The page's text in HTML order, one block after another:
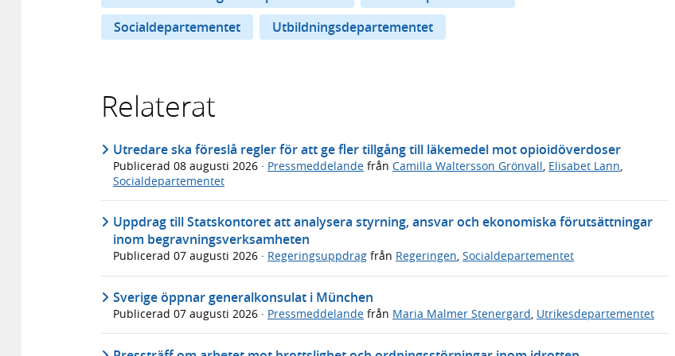
Socialdepartementet
Utbildningsdepartementet
Relaterat
Utredare ska föreslå regler för att ge fler tillgång till läkemedel mot opioidöverdoser
Publicerad 08 augusti 2026 · Pressmeddelande från Camilla Waltersson Grönvall Elisabet Lann
Socialdepartementet
Uppdrag till Statskontoret att analysera styrning, ansvar och ekonomiska förutsättningar
inom begravningsverksamheten
Publicerad 07 augusti 2026 · Regeringsuppdrag från Regeringen, Socialdepartementet
Sverige öppnar generalkonsulat i München
Publicerad 07 augusti 2026 · Pressmeddelande från Maria Malmer Stenergard, Utrikesdepartementet